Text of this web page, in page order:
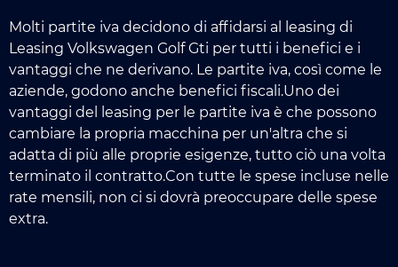
Molti partite iva decidono di affidarsi al leasing di
Leasing Volkswagen Golf Gti per tutti i benefici e i
vantaggi che ne derivano. Le partite iva, così come le
aziende, godono anche benefici fiscali.Uno dei
vantaggi del leasing per le partite iva è che possono
cambiare la propria macchina per un'altra che si
adatta di più alle proprie esigenze, tutto ciò una volta
terminato il contratto.Con tutte le spese incluse nelle
rate mensili, non ci si dovrà preoccupare delle spese
extra.